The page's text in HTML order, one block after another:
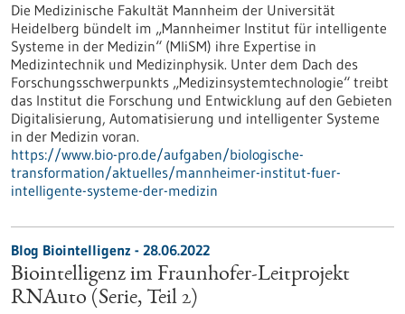
Die Medizinische Fakultät Mannheim der Universität
Heidelberg bündelt im „Mannheimer Institut für intelligente
Systeme in der Medizin“ (MIiSM) ihre Expertise in
Medizintechnik und Medizinphysik. Unter dem Dach des
Forschungsschwerpunkts „Medizinsystemtechnologie“ treibt
das Institut die Forschung und Entwicklung auf den Gebieten
Digitalisierung, Automatisierung und intelligenter Systeme
in der Medizin voran.
https://www.bio-pro.de/aufgaben/biologische-
transformation/aktuelles/mannheimer-institut-fuer-
intelligente-systeme-der-medizin
Blog Biointelligenz - 28.06.2022
Biointelligenz im Fraunhofer-Leitprojekt
RNAuto (Serie, Teil 2)